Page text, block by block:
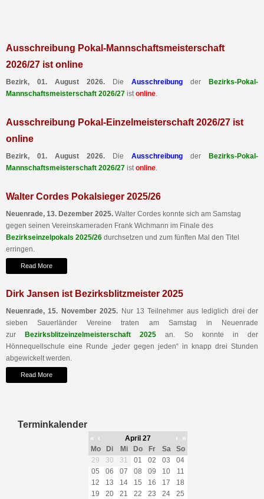
Ausschreibung Pokal-Mannschaftsmeisterschaft
2026/27 ist online
Bezirk, 01. August 2026. Die Ausschreibung der
Bezirks-Pokal-
Mannschaftsmeisterschaft 2026/27 istonline.
Ausschreibung Pokal-Einzelmeisterschaft 2026/27 ist
online
Bezirk, 01. August 2026. Die Ausschreibung der
Bezirks-Pokal-
Mannschaftsmeisterschaft 2026/27 istonline.
Walter Cordes Pokalsieger 2025/26
Neuenrade, 13. Dezember 2025. Walter Cordes konnte sich am Samstag
gegen seinen Vereinskameraden Frank Wichmann im Finale des
Bezirkseinzelpokals 2025/26 durchsetzen und zum fünften Mal den Titel
erringen.
Read More
Dirk Jansen ist Bezirksblitzmeister 2025
Neuenrade, 15. November 2025. Nur 13 Teilnehmer aus lediglich drei der
sieben Sauerländer Vereine traten am Samstag in Neuenrade
zur
Bezirksblitzeinzelmeisterschaft 2025 an. So konnte in der
Hönnequellschule eine Runde „jeder gegen jeden“ in knapp drei Stunden
abgewickelt werden.
Read More
Terminkalender
« ‹ April 27 ›
»
Mo
Di Mi Do Fr Sa
So
29
30 31 01 02 03
04
05
06 07 08 09 10
11
12
13 14 15 16 17
18
19
20 21 22 23 24
25